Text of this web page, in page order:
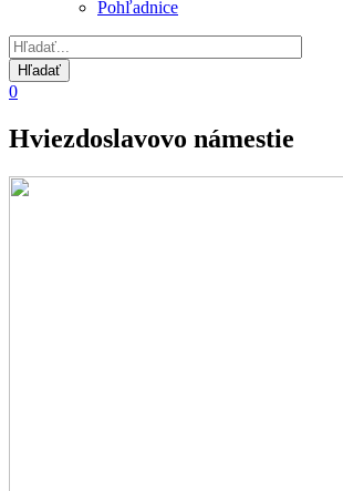
Pohľadnice
0
Hviezdoslavovo námestie